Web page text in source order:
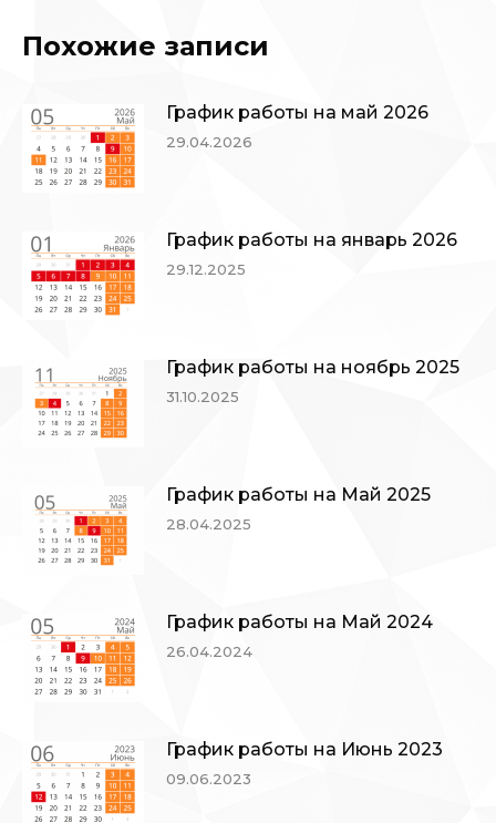
Похожие записи
График работы на май 2026
29.04.2026
График работы на январь 2026
29.12.2025
График работы на ноябрь 2025
31.10.2025
График работы на Май 2025
28.04.2025
График работы на Май 2024
26.04.2024
График работы на Июнь 2023
09.06.2023